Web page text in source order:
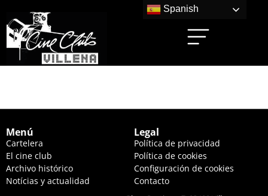
Menú
Cartelera
El cine club
Archivo histórico
Notícias y actualidad
Legal
Política de privacidad
Política de cookies
Configuración de cookies
Contacto
Spanish